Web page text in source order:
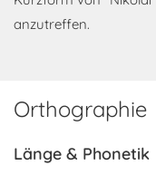
anzutreffen.
Orthographie
Länge & Phonetik